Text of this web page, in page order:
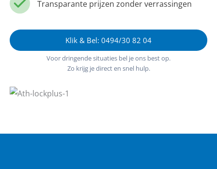
Transparante prijzen zonder verrassingen
Klik & Bel: 0494/30 82 04
Voor dringende situaties bel je ons best op.
Zo krijg je direct en snel hulp.